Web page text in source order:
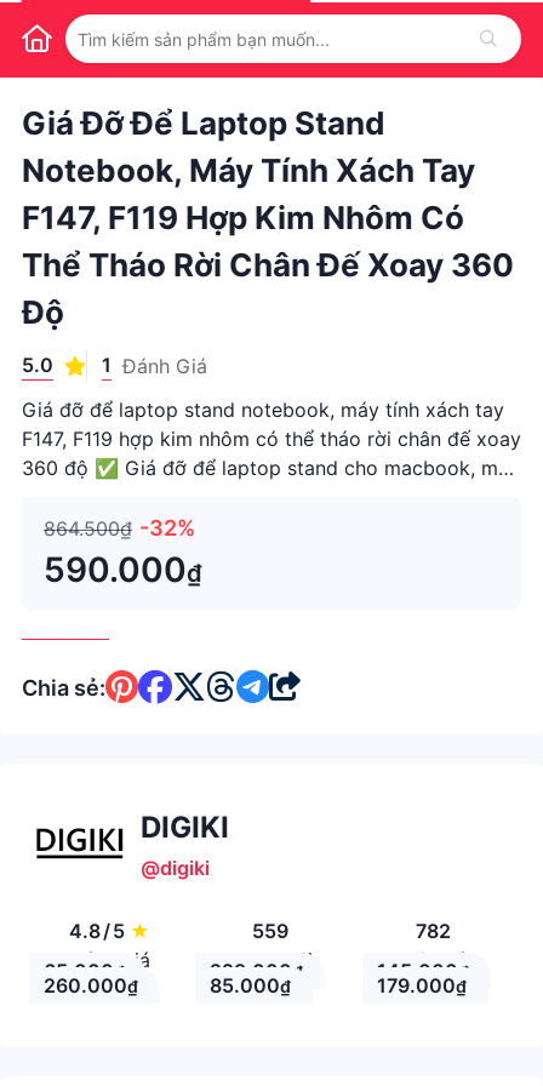
1 / 1
Giá Đỡ Để Laptop Stand
Notebook, Máy Tính Xách Tay
F147, F119 Hợp Kim Nhôm Có
Thể Tháo Rời Chân Đế Xoay 360
Độ
5.0 1 Đánh Giá
Giá đỡ để laptop stand notebook, máy tính xách tay
F147, F119 hợp kim nhôm có thể tháo rời chân đế xoay
360 độ ✅ Giá đỡ để laptop stand cho macbook, máy
F147 ✅ Chất liệu: hợp kim Nhôm ✅ Trọng lượng:
khoảng 800gram
864.500₫ -32%
590.000₫
Chia sẻ:
DIGIKI
@digiki
4.8/5 ★
Đánh giá
559
Theo Dõi
782
Nhận xét
65.000 ₫ 229.000 ₫ 145.000 ₫
260.000₫ 85.000₫ 179.000₫